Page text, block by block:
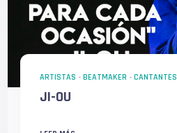
ARTISTAS - BEATMAKER - CANTANTES
JI-OU